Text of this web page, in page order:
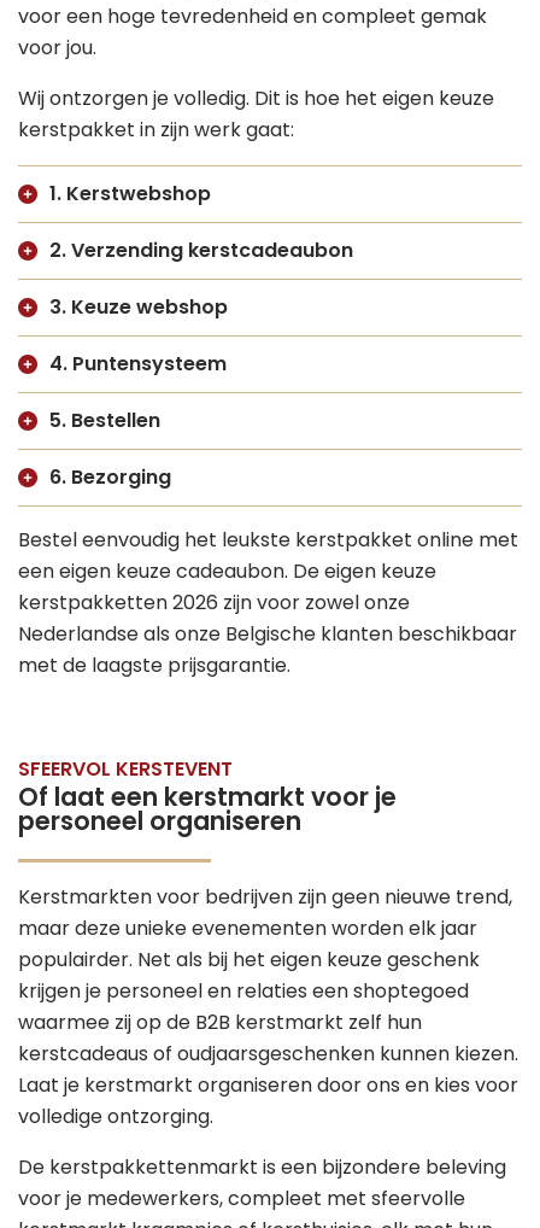
voor een hoge tevredenheid en compleet gemak
voor jou.
Wij ontzorgen je volledig. Dit is hoe het eigen keuze
kerstpakket in zijn werk gaat:
1. Kerstwebshop
2. Verzending kerstcadeaubon
3. Keuze webshop
4. Puntensysteem
5. Bestellen
6. Bezorging
Bestel eenvoudig het leukste kerstpakket online met
een eigen keuze cadeaubon. De eigen keuze
kerstpakketten 2026 zijn voor zowel onze
Nederlandse als onze Belgische klanten beschikbaar
met de laagste prijsgarantie.
SFEERVOL KERSTEVENT
Of laat een kerstmarkt voor je
personeel organiseren
Kerstmarkten voor bedrijven zijn geen nieuwe trend,
maar deze unieke evenementen worden elk jaar
populairder. Net als bij het eigen keuze geschenk
krijgen je personeel en relaties een shoptegoed
waarmee zij op de B2B kerstmarkt zelf hun
kerstcadeaus of oudjaarsgeschenken kunnen kiezen.
Laat je kerstmarkt organiseren door ons en kies voor
volledige ontzorging.
De kerstpakkettenmarkt is een bijzondere beleving
voor je medewerkers, compleet met sfeervolle